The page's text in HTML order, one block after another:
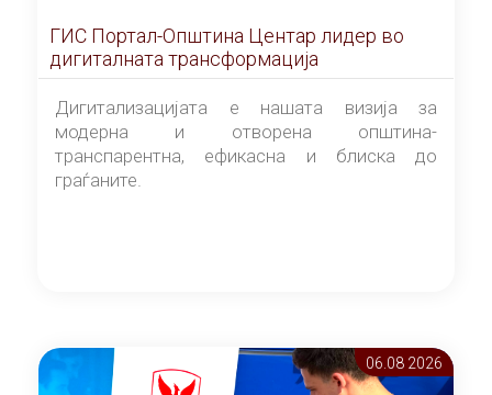
ГИС Портал-Општина Центар лидер во
дигиталната трансформација
Дигитализацијата е нашата визија за
модерна и отворена општина-
транспарентна, ефикасна и блиска до
граѓаните.
06.08 2026